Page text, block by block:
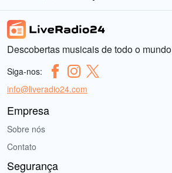
Descobertas musicais de todo o mundo
Siga-nos:
info@liveradio24.com
Empresa
Sobre nós
Contato
Segurança